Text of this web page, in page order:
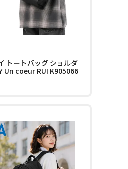
トートバッグ ショルダ
Un coeur RUI K905066